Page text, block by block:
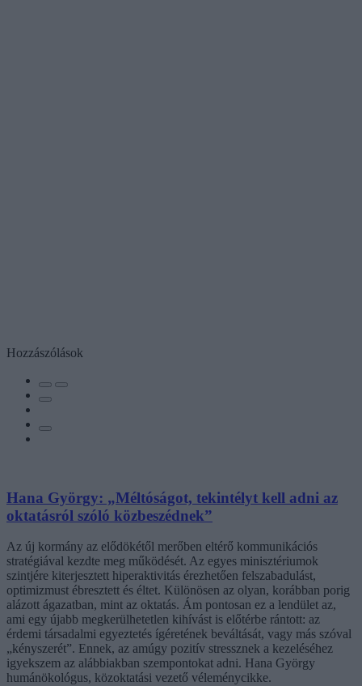
Hozzászólások
Hana György: „Méltóságot, tekintélyt kell adni az
oktatásról szóló közbeszédnek”
Az új kormány az elődökétől merőben eltérő kommunikációs
stratégiával kezdte meg működését. Az egyes minisztériumok
szintjére kiterjesztett hiperaktivitás érezhetően felszabadulást,
optimizmust ébresztett és éltet. Különösen az olyan, korábban porig
alázott ágazatban, mint az oktatás. Ám pontosan ez a lendület az,
ami egy újabb megkerülhetetlen kihívást is előtérbe rántott: az
érdemi társadalmi egyeztetés ígéretének beváltását, vagy más szóval
„kényszerét”. Ennek, az amúgy pozitív stressznek a kezeléséhez
igyekszem az alábbiakban szempontokat adni. Hana György
humánökológus, közoktatási vezető véleménycikke.